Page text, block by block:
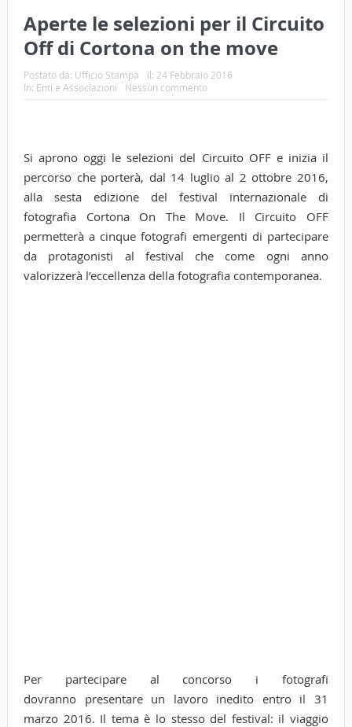
Aperte le selezioni per il Circuito
Off di Cortona on the move
Postato da: Ufficio Stampa il: 24 Febbraio 2016
In: Enti e Associazioni Nessun commento
Si aprono oggi le selezioni del Circuito OFF e inizia il
percorso che porterà, dal 14 luglio al 2 ottobre 2016,
alla sesta edizione del festival internazionale di
fotografia Cortona On The Move. Il Circuito OFF
permetterà a cinque fotografi emergenti di partecipare
da protagonisti al festival che come ogni anno
valorizzerà l’eccellenza della fotografia contemporanea.
Per partecipare al concorso i fotografi
dovranno presentare un lavoro inedito entro il 31
marzo 2016. Il tema è lo stesso del festival: il viaggio